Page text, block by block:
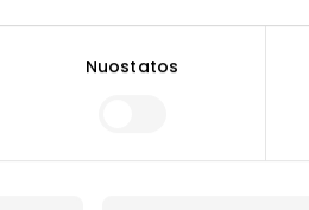
Nuostatos
stotelėse „Kauno“ ir
14, 14A, 18, 21, 22B, 28
taksi: M5
14, 14A, 18, 22A, 22B, 28;
/ Senamiesčio